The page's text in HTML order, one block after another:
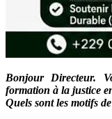
Bonjour Directeur.
formation à la justice
Quels sont les motifs